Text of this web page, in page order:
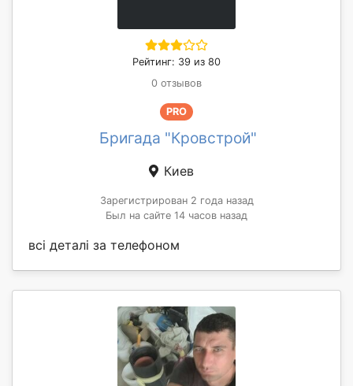
Рейтинг: 39 из 80
0 отзывов
PRO
Бригада "Кровстрой"
Киев
Зарегистрирован 2 года назад
Был на сайте 14 часов назад
всі деталі за телефоном